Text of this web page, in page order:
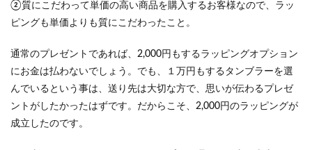
②質にこだわって単価の高い商品を購入するお客様なので、ラッ
ピングも単価よりも質にこだわったこと。
通常のプレゼントであれば、2,000円もするラッピングオプション
にお金は払わないでしょう。でも、１万円もするタンブラーを選
んでいるという事は、送り先は大切な方で、思いが伝わるプレゼ
ントがしたかったはずです。だからこそ、2,000円のラッピングが
成立したのです。